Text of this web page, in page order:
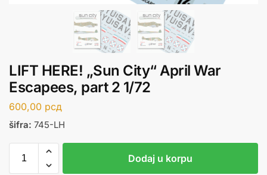
LIFT HERE! „Sun City“ April War
Escapees, part 2 1/72
600,00 рсд
šifra: 745-LH
Dodaj u korpu